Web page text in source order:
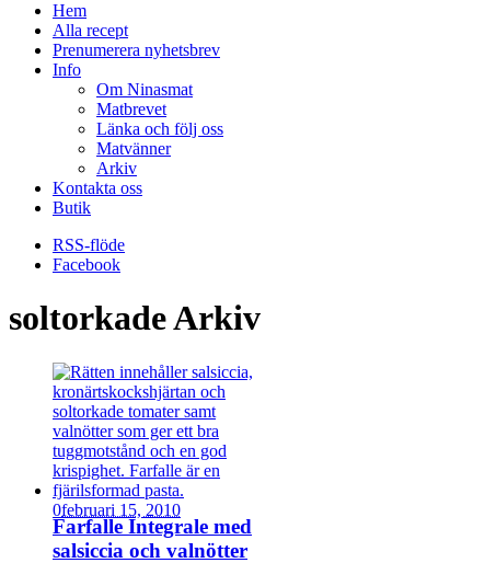
Hem
Alla recept
Prenumerera nyhetsbrev
Info
Om Ninasmat
Matbrevet
Länka och följ oss
Matvänner
Arkiv
Kontakta oss
Butik
RSS-flöde
Facebook
soltorkade Arkiv
0februari 15, 2010
Farfalle Integrale med
salsiccia och valnötter